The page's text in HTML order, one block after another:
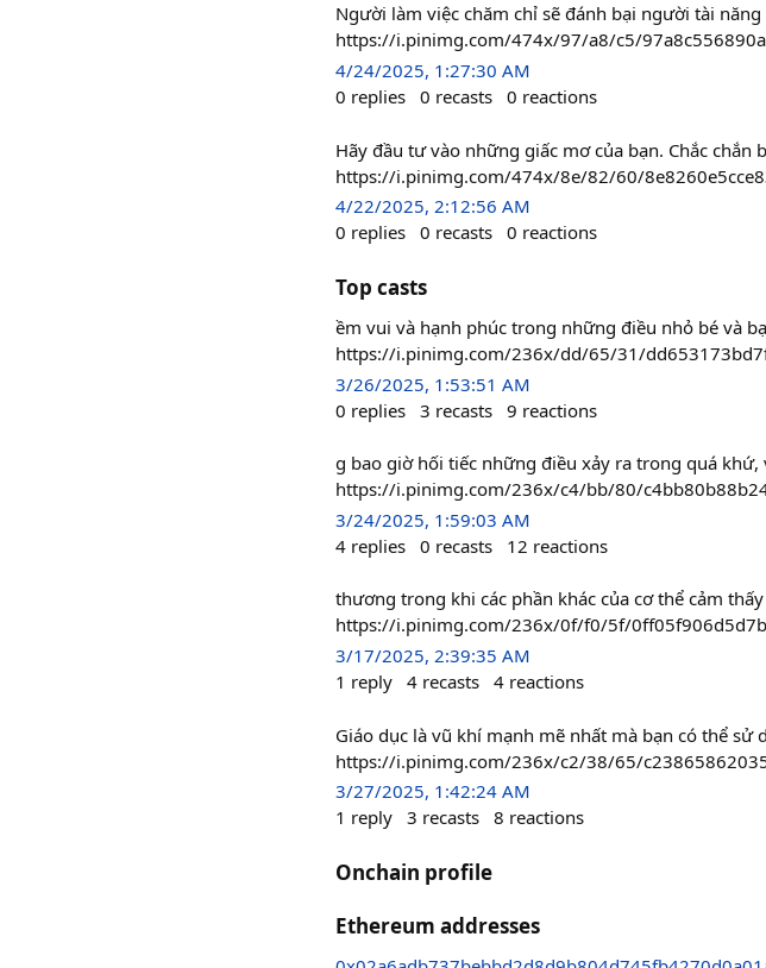
Người làm việc chăm chỉ sẽ đánh bại người tài
https://i.pinimg.com/474x/97/a8/c5/
4/24/2025, 1:27:30 AM
0 replies 0 recasts 0 reactions
Hãy đầu tư vào những giấc mơ của bạn. Chắc chắn
https://i.pinimg.com/474x/8e/82/60/
4/22/2025, 2:12:56 AM
0 replies 0 recasts 0 reactions
Top casts
ềm vui và hạnh phúc trong những điều nhỏ bé và
https://i.pinimg.com/236x/dd/65/31/
3/26/2025, 1:53:51 AM
0 replies 3 recasts 9 reactions
g bao giờ hối tiếc những điều xảy ra trong quá
https://i.pinimg.com/236x/c4/bb/80/
3/24/2025, 1:59:03 AM
4 replies 0 recasts 12 reactions
thương trong khi các phần khác của cơ thể cảm
https://i.pinimg.com/236x/0f/f0/5f/
3/17/2025, 2:39:35 AM
1 reply 4 recasts 4 reactions
Giáo dục là vũ khí mạnh mẽ nhất mà bạn có thể sử
https://i.pinimg.com/236x/c2/38/65/
3/27/2025, 1:42:24 AM
1 reply 3 recasts 8 reactions
Onchain profile
Ethereum addresses